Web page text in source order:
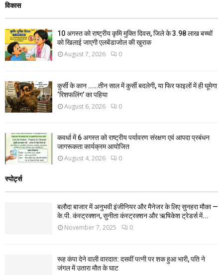
विकास
10 अगस्त को राष्ट्रीय कृमि मुक्ति दिवस, जिले के 3.98 लाख बच्चों
को खिलाई जाएगी एलबेंडाजोल की खुराक
August 7, 2026 0
कुर्सी के कान ……तीन साल में कुर्सी बदलेगी, या फिर फाइलों में ही घूमेगा
‘रिशफलिंग’ का पहिया
August 6, 2026 0
कवर्धा में 6 अगस्त को राष्ट्रीय पर्यावरण संरक्षण एवं आपदा प्रबंधन
जागरूकता कार्यक्रम आयोजित
August 4, 2026 0
स्पोर्ट्स
बलौदा बाजार में अनुभवी इंजीनियर और मैनेजर के लिए सुनहरा मौका —
के.पी. कंस्ट्रक्शन, सुनीता कंस्ट्रक्शन और ऋषिकेश ट्रेडर्स में...
November 7, 2025 0
रूह कंपा देने वाली वारदात: दसवीं पत्नी पर शक हुआ भारी, पति ने
जंगल में उतारा मौत के घाट